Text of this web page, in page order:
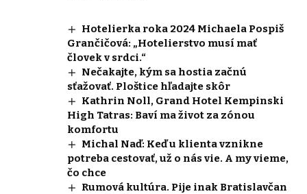
Hotelierka roka 2024 Michaela Pospiš
Grančičová: „Hotelierstvo musí mať
človek v srdci.“
Nečakajte, kým sa hostia začnú
sťažovať. Ploštice hľadajte skôr
Kathrin Noll, Grand Hotel Kempinski
High Tatras: Baví ma život za zónou
komfortu
Michal Naď: Keď u klienta vznikne
potreba cestovať, už o nás vie. A my vieme,
čo chce
Rumová kultúra. Pije inak Bratislavčan